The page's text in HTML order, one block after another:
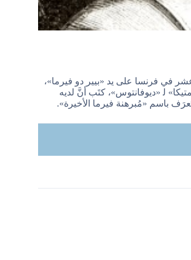
في فرنسا على يد «بيير دو فيرما»،
ﻟ «ديوفانتوس»، كتَب أنَّ لديه
باسم «مُبرهنة فيرما الأخيرة».